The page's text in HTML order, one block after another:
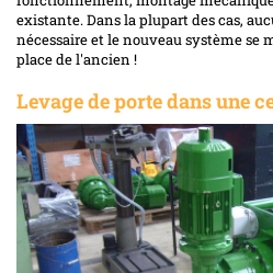
existante. Dans la plupart des cas,
nécessaire et le nouveau système se
place de l'ancien !
Levage de porte dans une